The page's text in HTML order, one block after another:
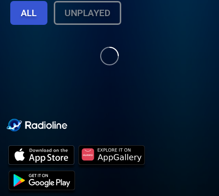
ALL UNPLAYED